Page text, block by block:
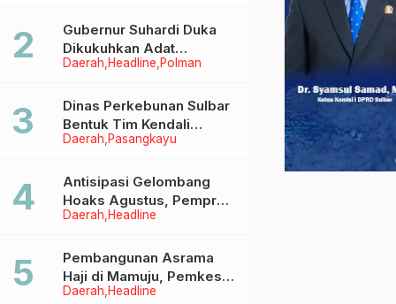
Menggapai Cita-Cita
Daerah Headline Polman
Gubernur Suhardi Duka
Dikukuhkan Adat
Balanipa, Raih Gelar Sulo
Daerah Pasangkayu
Dinas Perkebunan Sulbar
Bentuk Tim Kendali
Internal ICS untuk Dukung
di Pasangkayu
Daerah Headline
Antisipasi Gelombang
Hoaks Agustus, Pemprov
Sulbar Ajak Warga Jaga
Daerah Headline
Pembangunan Asrama
Haji di Mamuju, Pemkesra
dan Kementerian Haji